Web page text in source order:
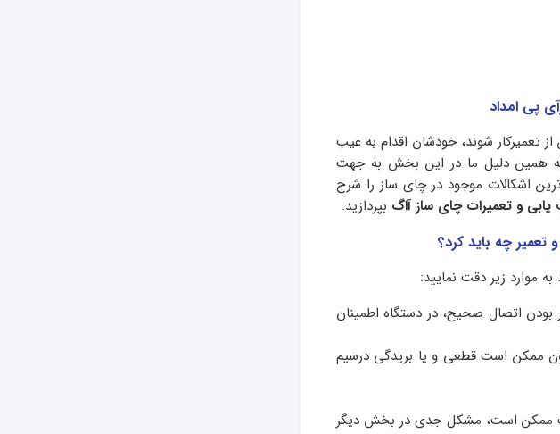
پی امداد
از تعمیرکار شوند، خودشان اقدام به عیب
به همین دلیل ما در این بخش به جهت
اشکالات موجود در چای ساز را شرح
و تعمیرات چای ساز آاگ بپردازید.
چه باید کرد؟
موارد زیر دقت نمایید:
بودن اتصال صحیح، در دستگاه اطمینان
ممکن است قطعی و یا بریدگی درسیم
ممکن است، مشکل جدی در بخش دیگر